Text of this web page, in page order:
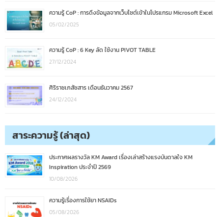
ความรู้ CoP : การดึงข้อมูลจากเว็บไซต์เข้าในโปรแกรม Microsoft Excel
05/02/2025
ความรู้ CoP : 6 Key ลัด ใช้งาน PIVOT TABLE
27/12/2024
ศิริราชเภสัชสาร เดือนธันวาคม 2567
24/12/2024
สาระความรู้ (ล่าสุด)
ประกาศผลรางวัล KM Award เรื่องเล่าสร้างแรงบันดาลใจ KM
Inspiration ประจำปี 2569
10/08/2026
ความรู้เรื่องการใช้ยา NSAIDs
05/08/2026